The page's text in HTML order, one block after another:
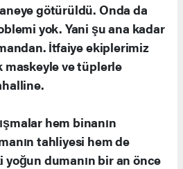
götürüldü. Onda da
yok. Yani şu ana kadar
İtfaiye ekiplerimiz
ve tüplerle
hem binanın
tahliyesi hem de
yoğun dumanın bir an önce